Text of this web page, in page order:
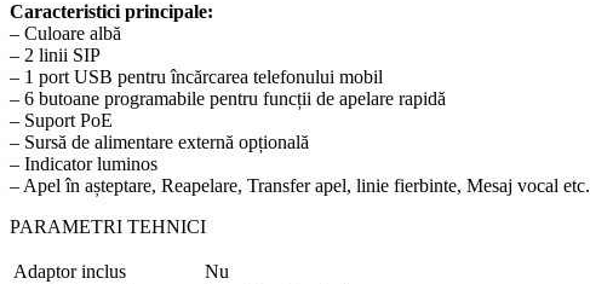
Caracteristici principale:
– Culoare albă
– 2 linii SIP
– 1 port USB pentru încărcarea telefonului mobil
– 6 butoane programabile pentru funcții de apelare rapidă
– Suport PoE
– Sursă de alimentare externă opțională
– Indicator luminos
– Apel în așteptare, Reapelare, Transfer apel, linie fierbinte, Mesaj vocal etc.
PARAMETRI TEHNICI
Adaptor inclus
Nu